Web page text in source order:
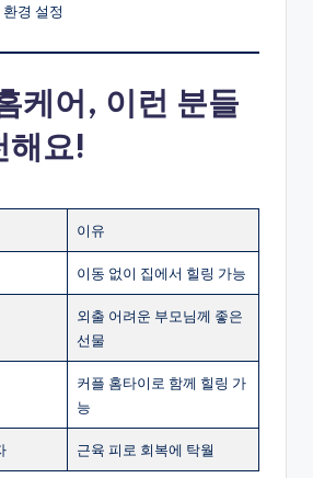
경 설정
케어, 이런 분들
해요!
이유
이동 없이 집에서 힐링 가능
외출 어려운 부모님께 좋은
선물
커플 홈타이로 함께 힐링 가
능
근육 피로 회복에 탁월